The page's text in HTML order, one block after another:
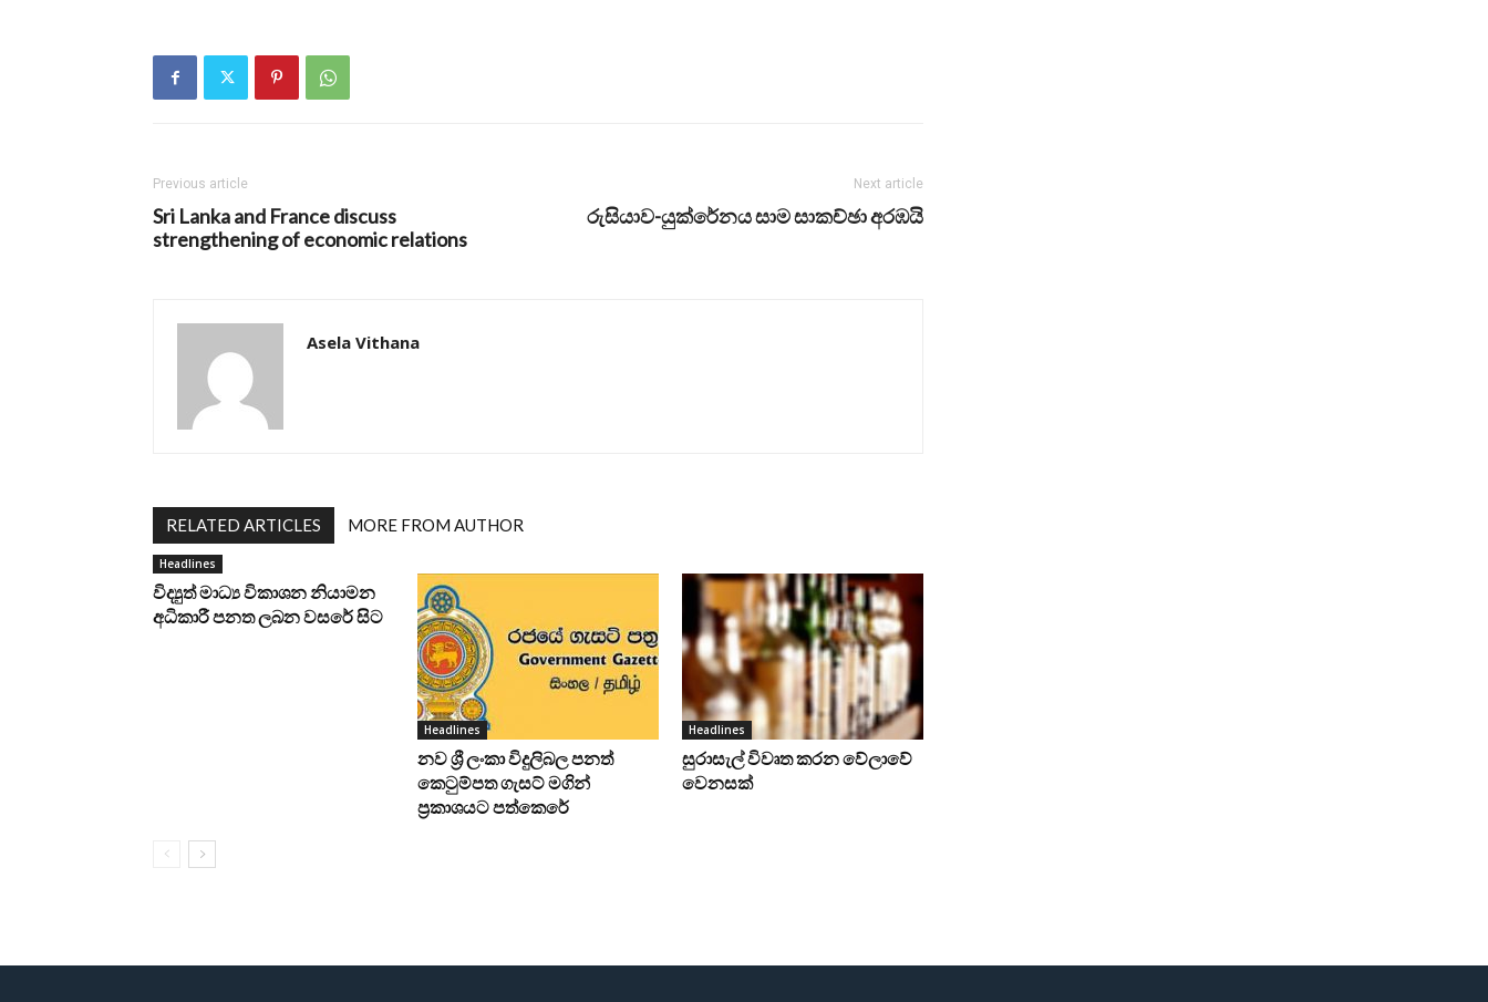
Previous article
Sri Lanka and France discuss
strengthening of economic relations
Next article
රුසියාව-යුක්රේනය සාම සාකච්ඡා අරඹයි
Asela Vithana
RELATED ARTICLES MORE FROM AUTHOR
Headlines
විද්‍යුත් මාධ්‍ය විකාශන නියාමන
අධිකාරී පනත ලබන වසරේ සිට
Headlines
නව ශ්‍රී ලංකා විදුලිබල පනත්
කෙටුම්පත ගැසට් මගින්
ප්‍රකාශයට පත්කෙරේ
Headlines
සුරාසැල් විවෘත කරන වේලාවේ
වෙනසක්